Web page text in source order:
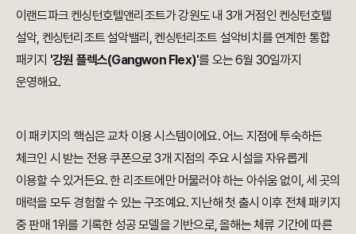
이랜드파크 켄싱턴호텔앤리조트가 강원도 내 3개 거점인 켄싱턴호텔
설악, 켄싱턴리조트 설악밸리, 켄싱턴리조트 설악비치를 연계한 통합
패키지 '강원 플렉스(Gangwon Flex)'를 오는 6월 30일까지
운영해요.
이 패키지의 핵심은 교차 이용 시스템이에요. 어느 지점에 투숙하든
체크인 시 받는 전용 쿠폰으로 3개 지점의 주요 시설을 자유롭게
이용할 수 있거든요. 한 리조트에만 머물러야 하는 아쉬움 없이, 세 곳의
매력을 모두 경험할 수 있는 구조예요. 지난해 첫 출시 이후 전체 패키지
중 판매 1위를 기록한 성공 모델을 기반으로, 올해는 체류 기간에 따른